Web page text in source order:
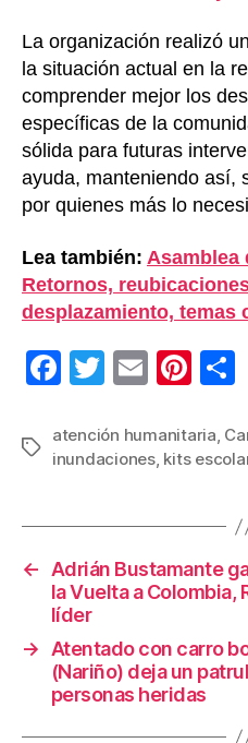
La organización realizó
la situación actual en la
comprender mejor los
específicas de la
sólida para futuras
ayuda, manteniendo así,
por quienes más lo
Lea también: Asamblea
Retornos,
desplazamiento, temas
F
c
e
o
k
T
tt
er
E
ail
Pi
er
e
tir
Etiquetas
atención humanitaria,
inundaciones, kits
←
Adrián Bustamante
la Vuelta a
líder
→
Atentado con carro
(Nariño) deja un
personas heridas